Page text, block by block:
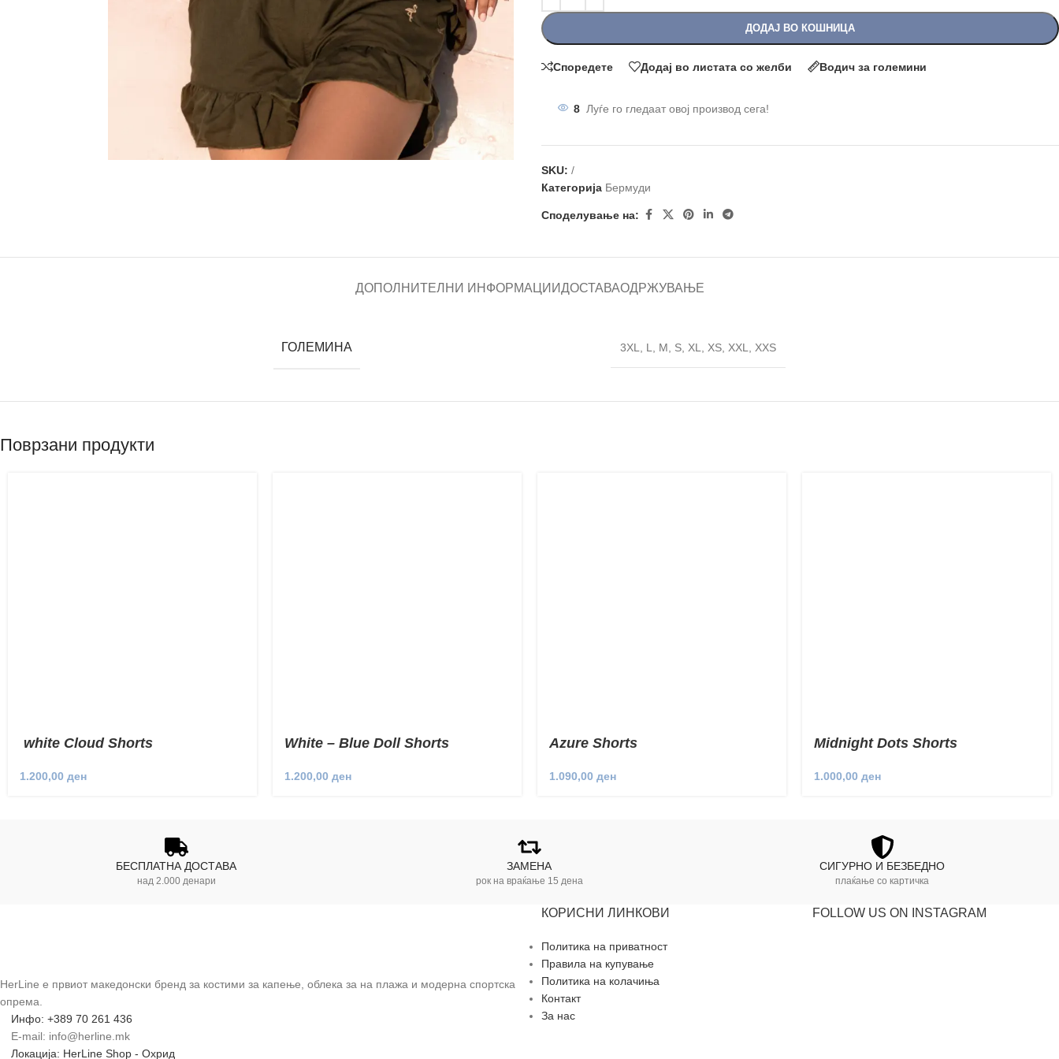
ДОДАЈ ВО КОШНИЦА
Споредете Додај во листата со желби Водич за големини
8 Луѓе го гледаат овој производ сега!
SKU: /
Категорија Бермуди
Споделување на:
ДОПОЛНИТЕЛНИ ИНФОРМАЦИИДОСТАВАОДРЖУВАЊЕ
ГОЛЕМИНА 3XL L M S XL XS XXL XXS
Поврзани продукти
white Cloud Shorts
1.200,00 ден
White – Blue Doll Shorts
1.200,00 ден
Azure Shorts
1.090,00 ден
Midnight Dots Shorts
1.000,00 ден
БЕСПЛАТНА ДОСТАВА
над 2.000 денари
ЗАМЕНА
рок на враќање 15 дена
СИГУРНО И БЕЗБЕДНО
плаќање со картичка
HerLine е првиот македонски бренд за костими за капење, облека за на плажа и модерна спортска
опрема.
Инфо: +389 70 261 436
E-mail: info@herline.mk
Локација: HerLine Shop - Охрид
КОРИСНИ ЛИНКОВИ
Политика на приватност
Правила на купување
Политика на колачиња
Контакт
За нас
FOLLOW US ON INSTAGRAM